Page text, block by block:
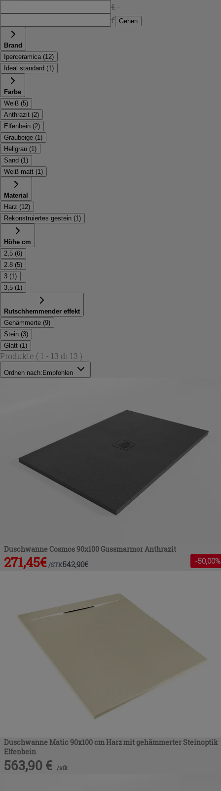
€ -
€ Gehen
Brand
Iperceramica (12)
Ideal standard (1 )
Farbe
Weiß (5)
Anthrazit (2)
Elfenbein (2)
Graubeige (1 )
Hellgrau (1 )
Sand (1 )
Weiß matt (1 )
Material
Harz (12)
Rekonstruiertes gestein (1 )
Höhe cm
2,5 (6)
2.8 (5)
3 (1 )
3,5 (1 )
Rutschhemmender effekt
Gehämmerte (9)
Stein (3)
Glatt (1 )
Produkte ( 1 - 13 di 13 )
Ordnen nach: Empfohlen
Duschwanne Cosmos 90x100 Gussmarmor Anthrazit
271,45€ /STK542,90€ -50,00%
Duschwanne Matic 90x100 cm Harz mit gehämmerter Steinoptik
Elfenbein
563,90 € /stk